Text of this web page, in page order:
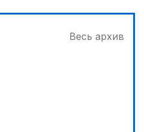
мониторинга
Весь архив